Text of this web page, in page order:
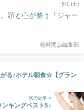
8/1 (土)
頭と心が整う「ジャー
朝時間.jp編集部
る♪ホテル朝食☆【グラン
次の記事 »
キングベスト5♪